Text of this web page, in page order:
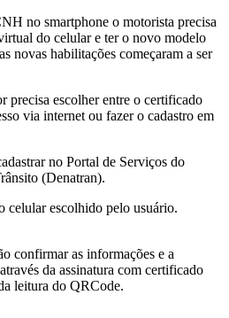
no smartphone o motorista precisa
do celular e ter o novo modelo
novas habilitações começaram a ser
precisa escolher entre o certificado
via internet ou fazer o cadastro em
no Portal de Serviços do
(Denatran).
celular escolhido pelo usuário.
confirmar as informações e a
da assinatura com certificado
leitura do QRCode.